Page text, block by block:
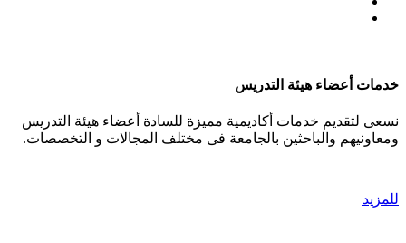
خدمات أعضاء هيئة التدريس
نسعى لتقديم خدمات أكاديمية مميزة للسادة أعضاء هيئة التدريس
ومعاونيهم والباحثين بالجامعة فى مختلف المجالات و التخصصات.
للمزيد